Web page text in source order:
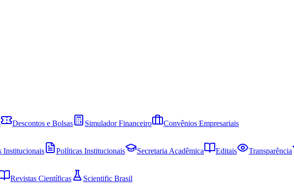
Descontos e Bolsas Simulador Financeiro
Convênios Empresariais
Institucionais Políticas Institucionais Secretaria Acadêmica Editais
Transparência
Revistas Científicas Scientific Brasil